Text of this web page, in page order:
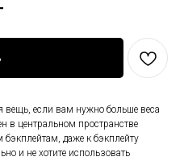
если вам нужно больше веса
в центральном пространстве
даже к бэкплейту
и не хотите использовать